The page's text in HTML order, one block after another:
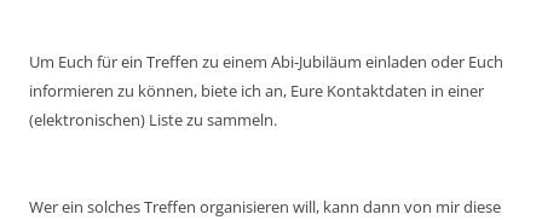
Um Euch für ein Treffen zu einem Abi-Jubiläum einladen oder Euch
informieren zu können, biete ich an, Eure Kontaktdaten in einer
(elektronischen) Liste zu sammeln.
Wer ein solches Treffen organisieren will, kann dann von mir diese